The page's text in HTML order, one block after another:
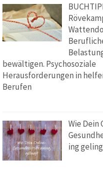
bewältigen. Psychosoziale
Herausforderungen in
Berufen
Wie Dein
ing